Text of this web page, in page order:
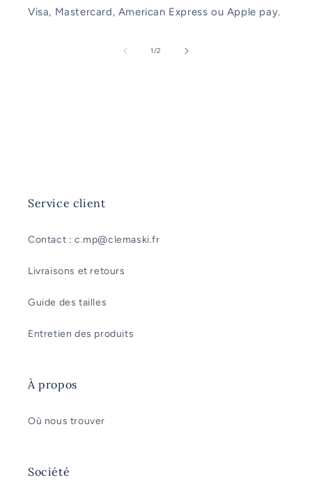
Visa, Mastercard, American Express ou Apple pay.
1/de
2
Service client
Contact : c.mp@clemaski.fr
Livraisons et retours
Guide des tailles
Entretien des produits
À propos
Où nous trouver
Société